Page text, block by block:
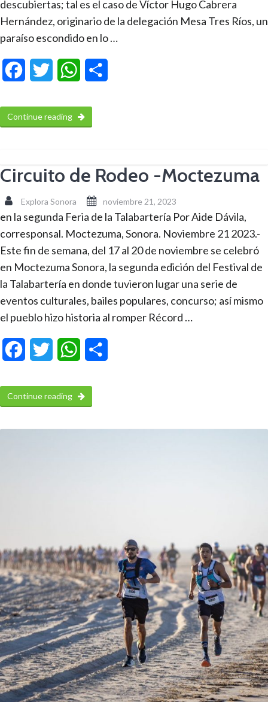
descubiertas; tal es el caso de Víctor Hugo Cabrera
Hernández, originario de la delegación Mesa Tres Ríos, un
paraíso escondido en lo …
FacebookTwitter WhatsApp
Continue reading
Circuito de Rodeo -Moctezuma
Explora Sonora noviembre 21, 2023
en la segunda Feria de la Talabartería Por Aide Dávila,
corresponsal. Moctezuma, Sonora. Noviembre 21 2023.-
Este fin de semana, del 17 al 20 de noviembre se celebró
en Moctezuma Sonora, la segunda edición del Festival de
la Talabartería en donde tuvieron lugar una serie de
eventos culturales, bailes populares, concurso; así mismo
el pueblo hizo historia al romper Récord …
FacebookTwitter WhatsApp
Continue reading